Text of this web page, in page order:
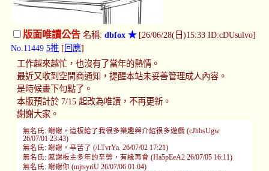
版面唯讀公告 名稱: dbfox ★[26/06/28(日)15:33 ID:cDUsulvo]
No.11449 5推 [ 回應]
工作越來越忙，也沒有了當年的熱情。
最近又收到空間商通知，提醒本站未妥善管理成人內容。
是時候畫下句點了。
本版預計於 7/15 起改為唯讀，不再更新。
謝謝大家。
無名氏: 謝謝，這板給了我很多樂趣與介紹很多遊戲 (cJhbsUgw
26/07/01 23:43)
無名氏: 謝謝，辛苦了 (/LTvrYa. 26/07/02 17:21)
無名氏: 感謝板主多年的辛勞，有緣再會 (Ha5pEeA2 26/07/05 16:11)
無名氏: 謝謝你 (mjtsyriU 26/07/06 01:04)